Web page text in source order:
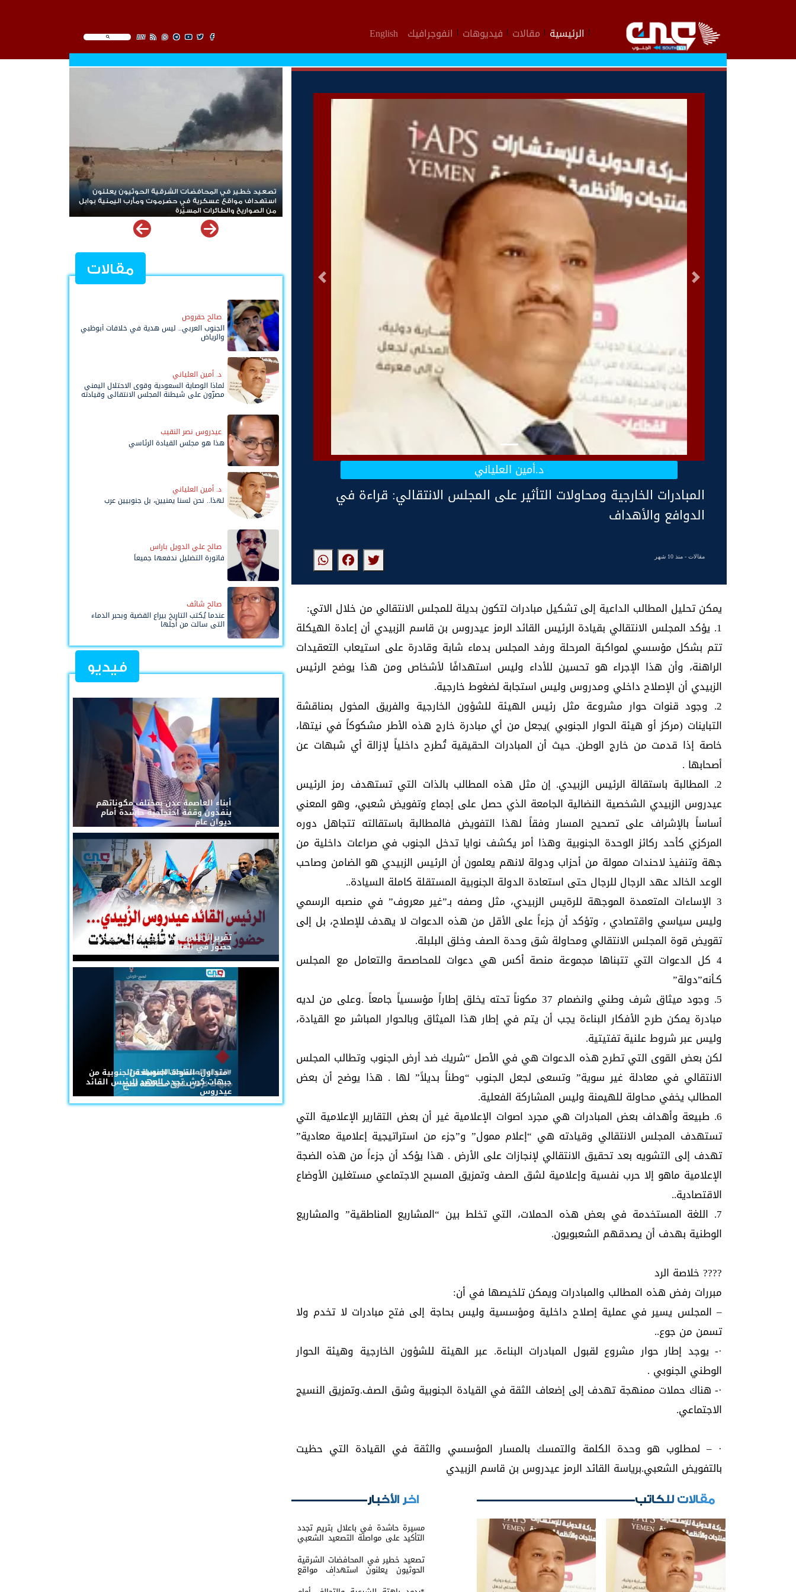
EN الرئيسية مقالات فيديوهات انفوجرافيك English
التالى السابق
د.أمين العلياني
المبادرات الخارجية ومحاولات التأثير على المجلس الانتقالي: قراءة في
الدوافع والأهداف
مقالات- منذ 10 شهر
يمكن تحليل المطالب الداعية إلى تشكيل مبادرات لتكون بديلة للمجلس الانتقالي من خلال الاتي:
1. يؤكد المجلس الانتقالي بقيادة الرئيس القائد الرمز عيدروس بن قاسم الزبيدي أن إعادة الهيكلة
تتم بشكل مؤسسي لمواكبة المرحلة ورفد المجلس بدماء شابة وقادرة على استيعاب التعقيدات
الراهنة، وأن هذا الإجراء هو تحسين للأداء وليس استهدافًا لأشخاص ومن هذا يوضح الرئيس
الزبيدي أن الإصلاح داخلي ومدروس وليس استجابة لضغوط خارجية.
2. وجود قنوات حوار مشروعة مثل رئيس الهيئة للشؤون الخارجية والفريق المخول بمناقشة
التباينات (مركز أو هيئة الحوار الجنوبي )يجعل من أي مبادرة خارج هذه الأطر مشكوكاً في نيتها،
خاصة إذا قدمت من خارج الوطن. حيث أن المبادرات الحقيقية تُطرح داخلياً لإزالة أي شبهات عن
أصحابها .
2. المطالبة باستقالة الرئيس الزبيدي. إن مثل هذه المطالب بالذات التي تستهدف رمز الرئيس
عيدروس الزبيدي الشخصية النضالية الجامعة الذي حصل على إجماع وتفويض شعبي، وهو المعني
أساساً بالإشراف على تصحيح المسار وفقاً لهذا التفويض فالمطالبة باستقالته تتجاهل دوره
المركزي كأحد ركائز الوحدة الجنوبية وهذا أمر يكشف نوايا تدخل الجنوب في صراعات داخلية من
جهة وتنفيذ لاحندات ممولة من أحزاب ودولة لانهم يعلمون أن الرئيس الزبيدي هو الضامن وصاحب
الوعد الخالد عهد الرجال للرجال حتى استعادة الدولة الجنوبية المستقلة كاملة السيادة..
3 الإساءات المتعمدة الموجهة للرةيس الزبيدي، مثل وصفه بـ”غير معروف” في منصبه الرسمي
وليس سياسي واقتصادي ، وتؤكد أن جزءاً على الأقل من هذه الدعوات لا يهدف للإصلاح، بل إلى
تقويض قوة المجلس الانتقالي ومحاولة شق وحدة الصف وخلق البلبلة.
4 كل الدعوات التي تتبناها مجموعة منصة أكس هي دعوات للمحاصصة والتعامل مع المجلس
كـأنه”دولة”
5. وجود ميثاق شرف وطني وانضمام 37 مكوناً تحته يخلق إطاراً مؤسسياً جامعاً .وعلى من لديه
مبادرة يمكن طرح الأفكار البناءة يجب أن يتم في إطار هذا الميثاق وبالحوار المباشر مع القيادة،
وليس عبر شروط علنية تفتيتية.
لكن بعض القوى التي تطرح هذه الدعوات هي في الأصل “شريك ضد أرض الجنوب وتطالب المجلس
الانتقالي في معادلة غير سوية” وتسعى لجعل الجنوب “وطناً بديلاً” لها . هذا يوضح أن بعض
المطالب يخفي محاولة للهيمنة وليس المشاركة الفعلية.
6. طبيعة وأهداف بعض المبادرات هي مجرد اصوات الإعلامية غير أن بعض التقارير الإعلامية التي
تستهدف المجلس الانتقالي وقيادته هي “إعلام ممول” و”جزء من استراتيجية إعلامية معادية”
تهدف إلى التشويه بعد تحقيق الانتقالي لإنجازات على الأرض . هذا يؤكد أن جزءاً من هذه الضجة
الإعلامية ماهو إلا حرب نفسية وإعلامية لشق الصف وتمزيق المسبح الاجتماعي مستغلين الأوضاع
الاقتصادية..
7. اللغة المستخدمة في بعض هذه الحملات، التي تخلط بين “المشاريع المناطقية” والمشاريع
الوطنية بهدف أن يصدقهم الشعبويون.
???? خلاصة الرد
مبررات رفض هذه المطالب والمبادرات ويمكن تلخيصها في أن:
– المجلس يسير في عملية إصلاح داخلية ومؤسسية وليس بحاجة إلى فتح مبادرات لا تخدم ولا
تسمن من جوع..
·- يوجد إطار حوار مشروع لقبول المبادرات البناءة. عبر الهيئة للشؤون الخارجية وهيئة الحوار
الوطني الجنوبي .
·- هناك حملات ممنهجة تهدف إلى إضعاف الثقة في القيادة الجنوبية وشق الصف.وتمزيق النسيج
الاجتماعي.
· – لمطلوب هو وحدة الكلمة والتمسك بالمسار المؤسسي والثقة في القيادة التي حظيت
بالتفويض الشعبي.برياسة القائد الرمز عيدروس بن قاسم الزبيدي
مقالات للكاتب اخر الأخبار
مسيرة حاشدة في باعلال بتريم تجدد
التأكيد على مواصلة التصعيد الشعبي
تصعيد خطير في المحافضات الشرقية
الحوثيون يعلنون استهداف مواقع
عسكرية في حضرموت ومأرب اليمنية
تصعيد خطير في المحافضات الشرقية الحوثيون يعلنون
استهداف مواقع عسكرية في حضرموت ومأرب اليمنية بوابل
*ردود باهتة للشرعية والتحالف أمام الهجوم الحوثي الدامي
في مأرب وحضرموت*
مقالات
صالح حقروص
الجنوب العربي.. ليس هدية في خلافات أبوظبي
والرياض
د. أمين العلياني
لماذا الوصاية السعودية وقوى الاحتلال اليمني
مصرّون على شيطنة المجلس الانتقالي وقيادته
المفوضة وحواضنه الشعبية؟
عيدروس نصر النقيب
هذا هو مجلس القيادة الرئاسي
د. أمين العلياني
لهذا.. نحن لسنا يمنيين، بل جنوبيين عرب
صالح علي الدويل باراس
فاتورة التضليل ندفعها جميعاً
صالح شائف
عندما يُكتب التاريخ بيراع القضية وبحبر الدماء
التي سالت من أجلها
فيديو
أبناء العاصمة عدن بمختلف مكوناتهم
ينفذون وقفة احتجاجية حاشدة أمام
ديوان عام
تقريرالرئيس القائد عيدروس الزُبيدي...
حضورٌ في القلوب لا تُلغيه الحملات
#متداول: القوات المسلحة الجنوبية من
جبهات كرش تجدد العهد للرئيس القائد
عيدروس